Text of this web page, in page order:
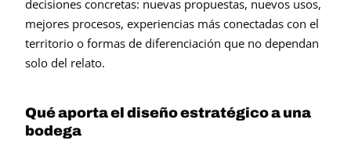
decisiones concretas: nuevas propuestas, nuevos usos,
mejores procesos, experiencias más conectadas con el
territorio o formas de diferenciación que no dependan
solo del relato.
Qué aporta el diseño estratégico a una
bodega